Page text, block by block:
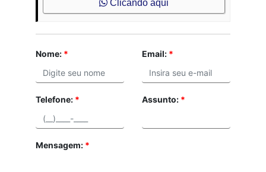
Clicando aqui
Nome: * Email: *
Telefone: * Assunto: *
Mensagem: *